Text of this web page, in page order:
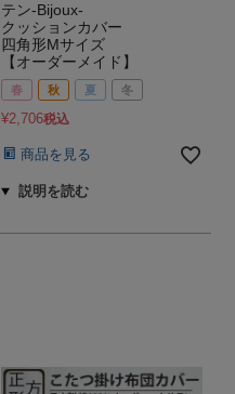
テン-Bijoux-
クッションカバー
四角形Mサイズ
【オーダーメイド】
春 秋 夏 冬
¥2,706税込
商品を見る